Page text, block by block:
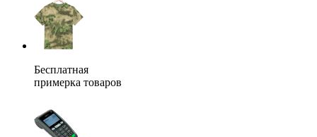
Бесплатная
примерка товаров